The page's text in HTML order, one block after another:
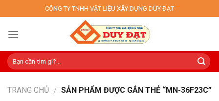
to
content
CÔNG TY TNHH VẬT LIỆU XÂY DỰNG DUY ĐẠT
TRANG CHỦ / SẢN PHẨM ĐƯỢC GẮN THẺ “MN-36F23C”